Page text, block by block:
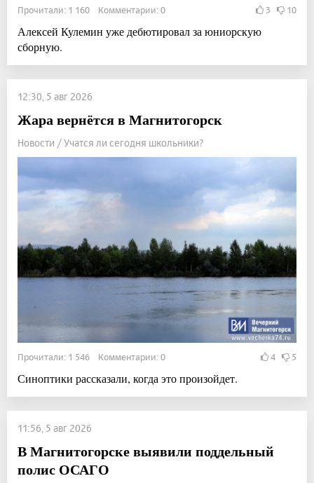
Прочитали: 1 160 Комментарии: 0 3 10
Алексей Кулемин уже дебютировал за юниорскую
сборную.
12:30, 5 авг 2026
Жара вернётся в Магнитогорск
Новости / Учатся ли сегодня школьники?
Прочитали: 1 546 Комментарии: 0 4 5
Синоптики рассказали, когда это произойдет.
11:56, 5 авг 2026
В Магнитогорске выявили поддельный
полис ОСАГО